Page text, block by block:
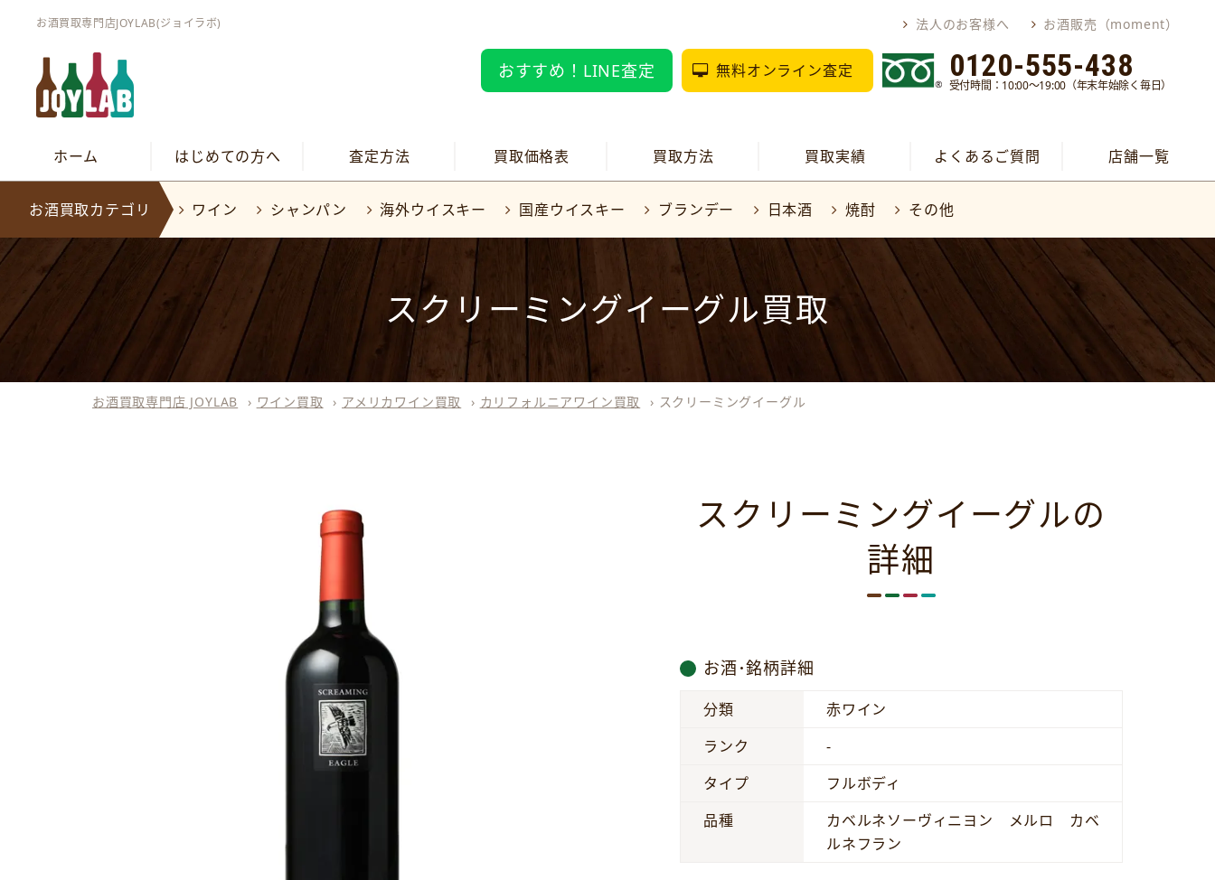
お酒買取専門店JOYLAB(ジョイラボ) 法人のお客様へ お酒販売（moment）
おすすめ！LINE査定 無料オンライン査定 0120-555-438
受付時間：10:00～19:00（年末年始除く毎日）
ホーム はじめての方へ 査定方法 買取価格表 買取方法 買取実績 よくあるご質問 店舗一覧
お酒買取カテゴリ ワイン シャンパン 海外ウイスキー 国産ウイスキー ブランデー 日本酒 焼酎 その他
スクリーミングイーグル買取
お酒買取専門店 JOYLAB › ワイン買取 › アメリカワイン買取 › カリフォルニアワイン買取 › スクリーミングイーグル
スクリーミングイーグルの
詳細
お酒･銘柄詳細
分類
赤ワイン
ランク
-
タイプ
フルボディ
品種
カベルネソーヴィニヨン メルロ カベ
ルネフラン